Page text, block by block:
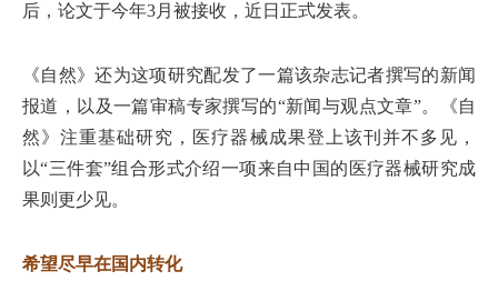
后，论文于今年3月被接收，近日正式发表。
《自然》还为这项研究配发了一篇该杂志记者撰写的新闻
报道，以及一篇审稿专家撰写的“新闻与观点文章”。《自
然》注重基础研究，医疗器械成果登上该刊并不多见，
以“三件套”组合形式介绍一项来自中国的医疗器械研究成
果则更少见。
希望尽早在国内转化